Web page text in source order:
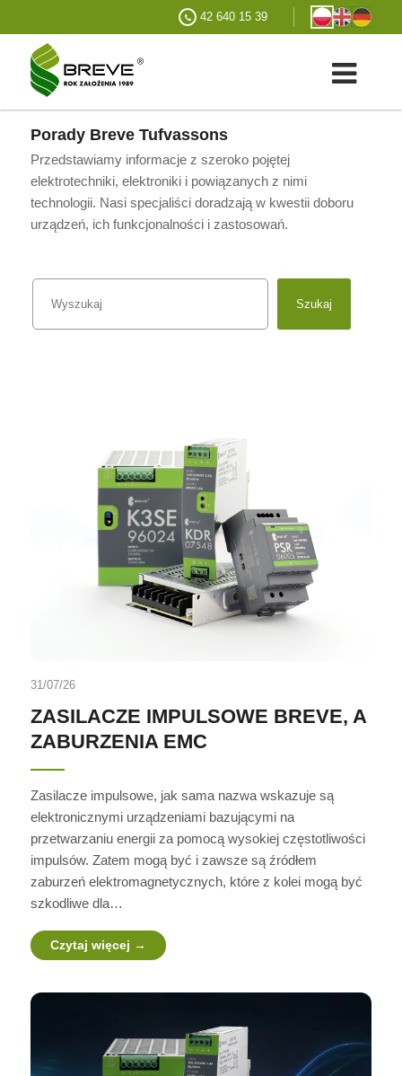
42 640 15 39
Porady Breve Tufvassons
Przedstawiamy informacje z szeroko pojętej
elektrotechniki, elektroniki i powiązanych z nimi
technologii. Nasi specjaliści doradzają w kwestii doboru
urządzeń, ich funkcjonalności i zastosowań.
31/07/26
ZASILACZE IMPULSOWE BREVE, A
ZABURZENIA EMC
Zasilacze impulsowe, jak sama nazwa wskazuje są
elektronicznymi urządzeniami bazującymi na
przetwarzaniu energii za pomocą wysokiej częstotliwości
impulsów. Zatem mogą być i zawsze są źródłem
zaburzeń elektromagnetycznych, które z kolei mogą być
szkodliwe dla…
Czytaj więcej